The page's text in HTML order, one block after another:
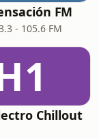
FM
- 105.6 FM
Chillout